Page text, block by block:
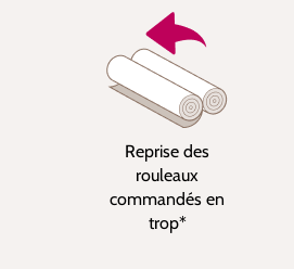
Reprise des
rouleaux
commandés en
trop*